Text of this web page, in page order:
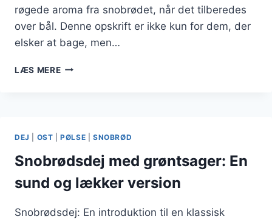
røgede aroma fra snobrødet, når det tilberedes
over bål. Denne opskrift er ikke kun for dem, der
elsker at bage, men…
LÆS MERESNOBRØDSDEJ
BEDSTE
SMAG
DEJ OST |PØLSE SNOBRØD
Snobrødsdej med grøntsager: En
sund og lækker version
Snobrødsdej: En introduktion til en klassisk